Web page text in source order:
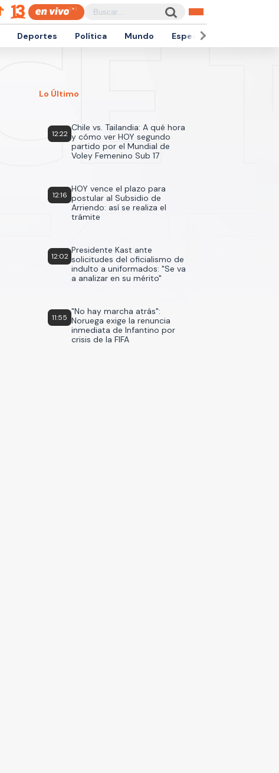
Deportes Política Mundo Espectáculos
Lo Último
12:22
Chile vs. Tailandia: A qué hora
y cómo ver HOY segundo
partido por el Mundial de
Voley Femenino Sub 17
12:16
HOY vence el plazo para
postular al Subsidio de
Arriendo: así se realiza el
trámite
12:02
Presidente Kast ante
solicitudes del oficialismo de
indulto a uniformados: "Se va
a analizar en su mérito"
11:55
"No hay marcha atrás":
Noruega exige la renuncia
inmediata de Infantino por
crisis de la FIFA